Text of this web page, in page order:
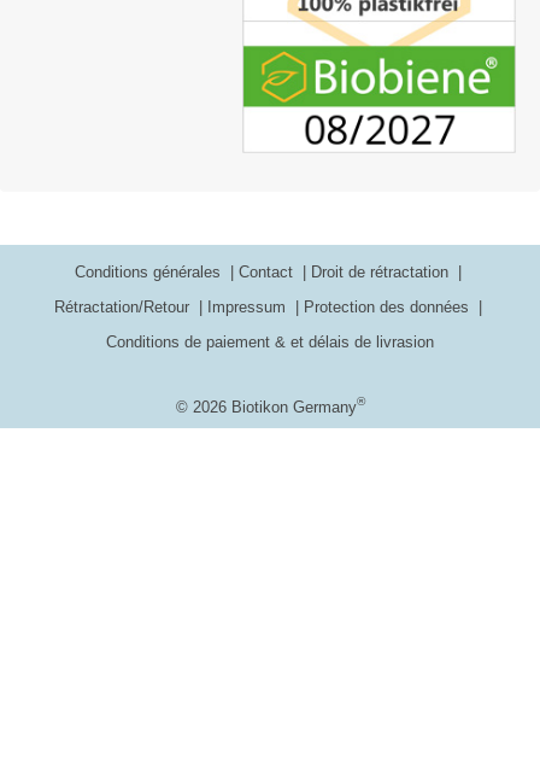
© 2026 Biotikon Germany®
Conditions générales Contact
Droit de rétractation
Rétractation/Retour
Impressum
Protection des données
Conditions de paiement & et délais de livrasion